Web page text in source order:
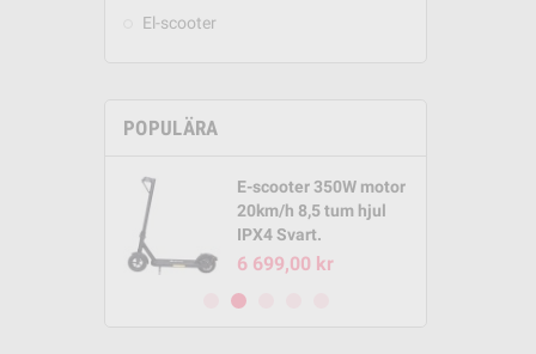
El-scooter
POPULÄRA
E-scooter 350W motor
20km/h 8,5 tum hjul
IPX4 Svart.
6 699,00 kr